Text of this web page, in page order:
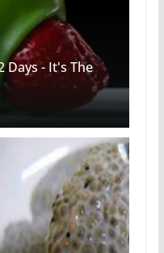
Days - It's The